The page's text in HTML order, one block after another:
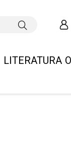
LITERATURA